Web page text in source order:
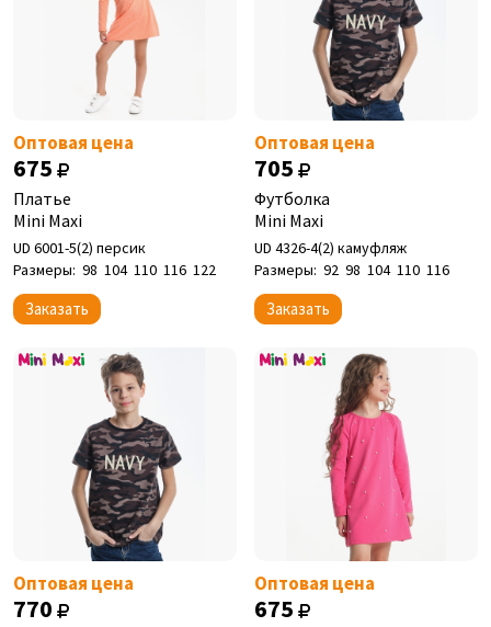
Оптовая цена
675
Платье
Mini Maxi
UD 6001-5(2) персик
Размеры: 98 104 110 116 122
Заказать
Оптовая цена
705
Футболка
Mini Maxi
UD 4326-4(2) камуфляж
Размеры: 92 98 104 110 116
Заказать
Оптовая цена
770
Оптовая цена
675